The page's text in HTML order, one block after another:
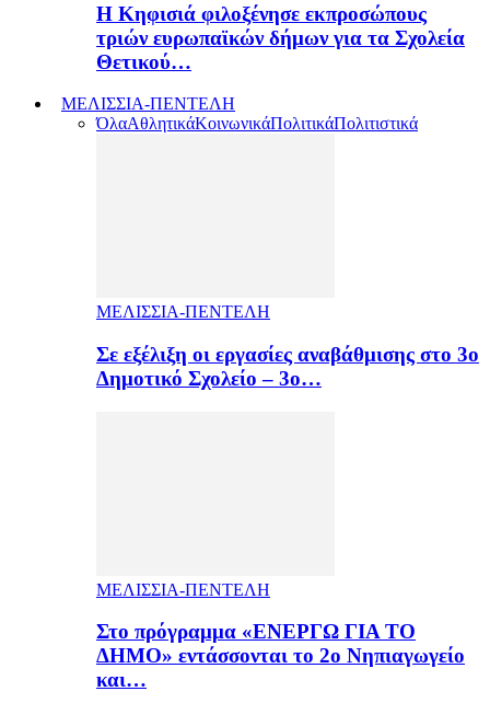
H Κηφισιά φιλοξένησε εκπροσώπους
τριών ευρωπαϊκών δήμων για τα Σχολεία
Θετικού…
ΜΕΛΙΣΣΙΑ-ΠΕΝΤΕΛΗ
ΌλαΑθλητικάΚοινωνικάΠολιτικάΠολιτιστικά
ΜΕΛΙΣΣΙΑ-ΠΕΝΤΕΛΗ
Σε εξέλιξη οι εργασίες αναβάθμισης στο 3ο
Δημοτικό Σχολείο – 3ο…
ΜΕΛΙΣΣΙΑ-ΠΕΝΤΕΛΗ
Στο πρόγραμμα «ΕΝΕΡΓΩ ΓΙΑ ΤΟ
ΔΗΜΟ» εντάσσονται το 2ο Νηπιαγωγείο
και…